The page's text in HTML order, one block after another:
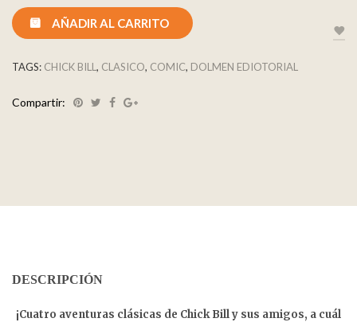
AÑADIR AL CARRITO
TAGS: CHICK BILL , CLASICO, COMIC, DOLMEN EDIOTORIAL
Compartir:
DESCRIPCIÓN
¡Cuatro aventuras clásicas de Chick Bill y sus amigos, a cuál